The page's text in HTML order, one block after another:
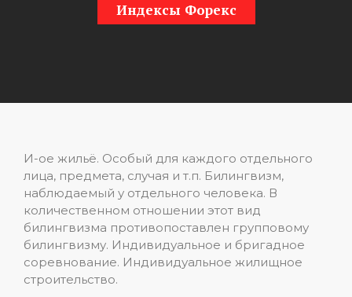
Индексы Форекс
И-ое жильё. Особый для каждого отдельного
лица, предмета, случая и т.п. Билингвизм,
наблюдаемый у отдельного человека. В
количественном отношении этот вид
билингвизма противопоставлен групповому
билингвизму. Индивидуальное и бригадное
соревнование. Индивидуальное жилищное
строительство.